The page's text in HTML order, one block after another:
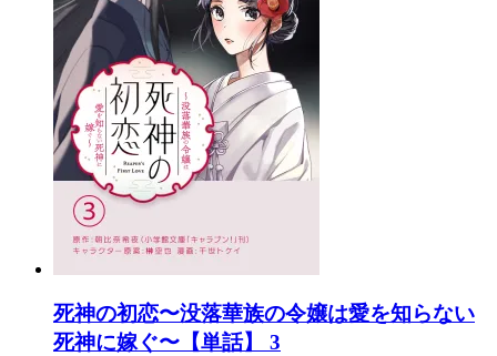
死神の初恋〜没落華族の令嬢は愛を知らない
死神に嫁ぐ〜【単話】 3